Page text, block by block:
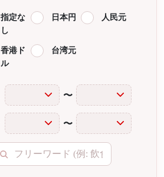
指定な
し
日本円 人民元
香港ド
ル
台湾元
〜
〜